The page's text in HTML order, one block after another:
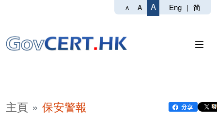
A A A Eng | 简
主頁 保安警報